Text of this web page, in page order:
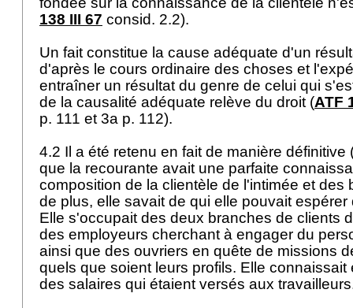
138 III 67 consid. 2.2).
Un fait constitue la cause adéquate d'un
d'après le cours ordinaire des choses et
entraîner un résultat du genre de celui qui
de la causalité adéquate relève du droit (ATF
p. 111 et 3a p. 112).
4.2 Il a été retenu en fait de manière définitive
que la recourante avait une parfaite
composition de la clientèle de l'intimée et des
de plus, elle savait de qui elle pouvait
Elle s'occupait des deux branches de clients
des employeurs cherchant à engager du
ainsi que des ouvriers en quête de missions
quels que soient leurs profils. Elle connaissait
des salaires qui étaient versés aux